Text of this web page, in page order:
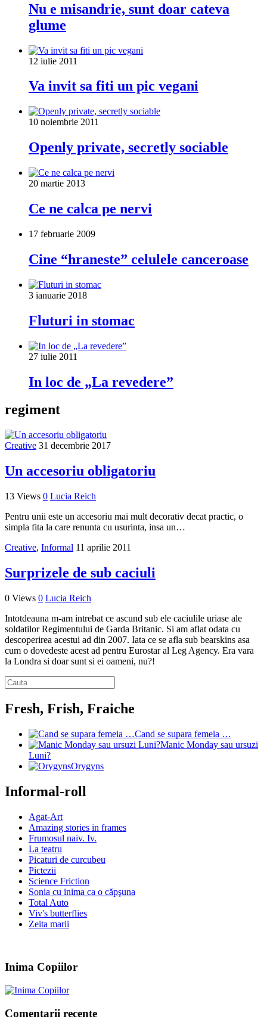
Nu e misandrie, sunt doar cateva
glume
12 iulie 2011
Va invit sa fiti un pic vegani
10 noiembrie 2011
Openly private, secretly sociable
20 martie 2013
Ce ne calca pe nervi
17 februarie 2009
Cine “hraneste” celulele canceroase
3 ianuarie 2018
Fluturi in stomac
27 iulie 2011
In loc de „La revedere”
regiment
Creative 31 decembrie 2017
Un accesoriu obligatoriu
13 Views 0 Lucia Reich
Pentru unii este un accesoriu mai mult decorativ decat practic, o
simpla fita la care renunta cu usurinta, insa un…
Creative, Informal 11 aprilie 2011
Surprizele de sub caciuli
0 Views 0 Lucia Reich
Intotdeauna m-am intrebat ce ascund sub ele caciulile uriase ale
soldatilor Regimentului de Garda Britanic. Si am aflat odata cu
descoperirea acestui ad din 2007. Iata ce se afla sub bearskins asa
cum o dovedeste acest ad pentru Eurostar al Leg Agency. Era vara
la Londra si doar sunt si ei oameni, nu?!
Fresh, Frish, Fraiche
Cand se supara femeia …
Manic Monday sau ursuzi
Luni?
Orygyns
Informal-roll
Agat-Art
Amazing stories in frames
Frumosul naiv. Iv.
La teatru
Picaturi de curcubeu
Pictezii
Science Friction
Sonia cu inima ca o căpşuna
Total Auto
Viv's butterflies
Zeita marii
Inima Copiilor
Comentarii recente